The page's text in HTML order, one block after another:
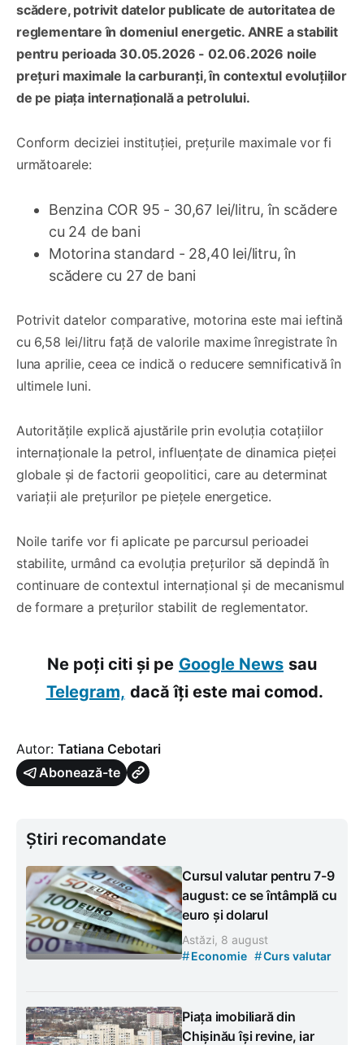
scădere, potrivit datelor publicate de autoritatea de
reglementare în domeniul energetic. ANRE a stabilit
pentru perioada 30.05.2026 - 02.06.2026 noile
prețuri maximale la carburanți, în contextul evoluțiilor
de pe piața internațională a petrolului.
Conform deciziei instituției, prețurile maximale vor fi
următoarele:
Benzina COR 95 - 30,67 lei/litru, în scădere
cu 24 de bani
Motorina standard - 28,40 lei/litru, în
scădere cu 27 de bani
Potrivit datelor comparative, motorina este mai ieftină
cu 6,58 lei/litru față de valorile maxime înregistrate în
luna aprilie, ceea ce indică o reducere semnificativă în
ultimele luni.
Autoritățile explică ajustările prin evoluția cotațiilor
internaționale la petrol, influențate de dinamica pieței
globale și de factorii geopolitici, care au determinat
variații ale prețurilor pe piețele energetice.
Noile tarife vor fi aplicate pe parcursul perioadei
stabilite, urmând ca evoluția prețurilor să depindă în
continuare de contextul internațional și de mecanismul
de formare a prețurilor stabilit de reglementator.
Ne poți citi și pe Google News sau
Telegram, dacă îți este mai comod.
Autor: Tatiana Cebotari
Abonează-te
Știri recomandate
Cursul valutar pentru 7-9
august: ce se întâmplă cu
euro și dolarul
Astăzi, 8 august
#Economie #Curs valutar
Piața imobiliară din
Chișinău își revine, iar